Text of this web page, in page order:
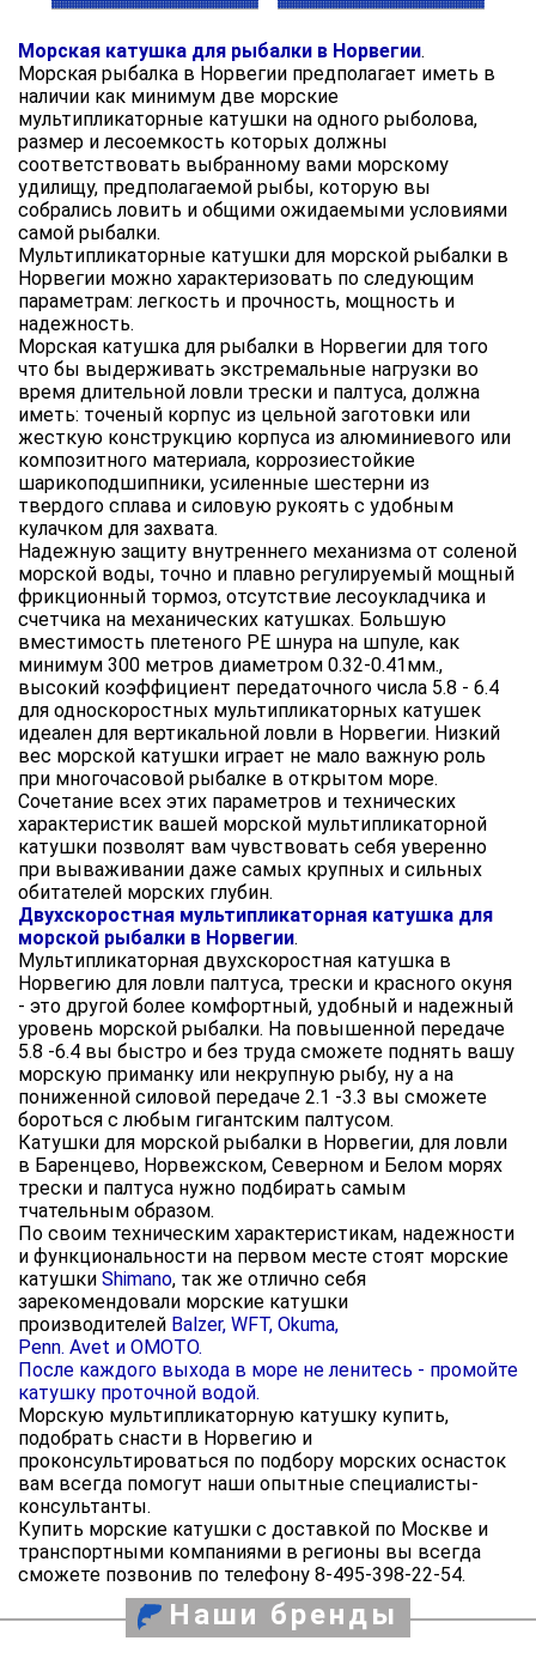
Морская катушка для рыбалки в Норвегии.
Морская рыбалка в Норвегии предполагает иметь в
наличии как минимум две морские
мультипликаторные катушки на одного рыболова,
размер и лесоемкость которых должны
соответствовать выбранному вами морскому
удилищу, предполагаемой рыбы, которую вы
собрались ловить и общими ожидаемыми условиями
самой рыбалки.
Мультипликаторные катушки для морской рыбалки в
Норвегии можно характеризовать по следующим
параметрам: легкость и прочность, мощность и
надежность.
Морская катушка для рыбалки в Норвегии для того
что бы выдерживать экстремальные нагрузки во
время длительной ловли трески и палтуса, должна
иметь: точеный корпус из цельной заготовки или
жесткую конструкцию корпуса из алюминиевого или
композитного материала, коррозиестойкие
шарикоподшипники, усиленные шестерни из
твердого сплава и силовую рукоять с удобным
кулачком для захвата.
Надежную защиту внутреннего механизма от соленой
морской воды, точно и плавно регулируемый мощный
фрикционный тормоз, отсутствие лесоукладчика и
счетчика на механических катушках. Большую
вместимость плетеного РЕ шнура на шпуле, как
минимум 300 метров диаметром 0.32-0.41мм.,
высокий коэффициент передаточного числа 5.8 - 6.4
для односкоростных мультипликаторных катушек
идеален для вертикальной ловли в Норвегии. Низкий
вес морской катушки играет не мало важную роль
при многочасовой рыбалке в открытом море.
Сочетание всех этих параметров и технических
характеристик вашей морской мультипликаторной
катушки позволят вам чувствовать себя уверенно
при вываживании даже самых крупных и сильных
обитателей морских глубин.
Двухскоростная мультипликаторная катушка для
морской рыбалки в Норвегии.
Мультипликаторная двухскоростная катушка в
Норвегию для ловли палтуса, трески и красного окуня
- это другой более комфортный, удобный и надежный
уровень морской рыбалки. На повышенной передаче
5.8 -6.4 вы быстро и без труда сможете поднять вашу
морскую приманку или некрупную рыбу, ну а на
пониженной силовой передаче 2.1 -3.3 вы сможете
бороться с любым гигантским палтусом.
Катушки для морской рыбалки в Норвегии, для ловли
в Баренцево, Норвежском, Северном и Белом морях
трески и палтуса нужно подбирать самым
тчательным образом.
По своим техническим характеристикам, надежности
и функциональности на первом месте стоят морские
катушки Shimano, так же отлично себя
зарекомендовали морские катушки
производителей Balzer, WFT, Okuma,
Penn. Avet и OMOTO.
После каждого выхода в море не ленитесь - промойте
катушку проточной водой.
Морскую мультипликаторную катушку купить,
подобрать снасти в Норвегию и
проконсультироваться по подбору морских оснасток
вам всегда помогут наши опытные специалисты-
консультанты.
Купить морские катушки с доставкой по Москве и
транспортными компаниями в регионы вы всегда
сможете позвонив по телефону 8-495-398-22-54.
Наши бренды